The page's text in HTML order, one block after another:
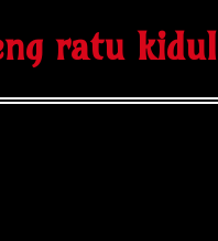
ratu kidul